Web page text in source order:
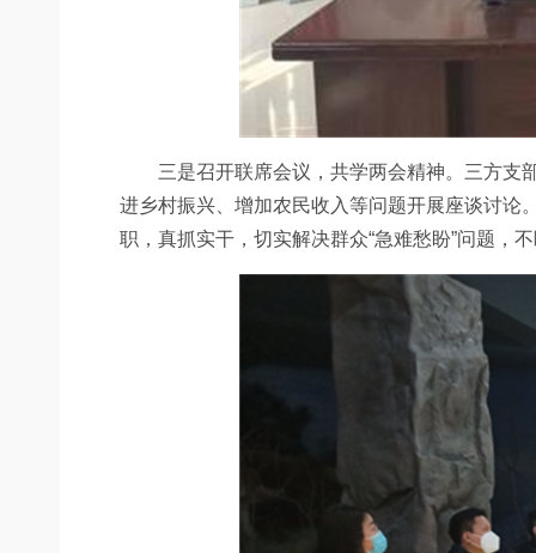
三是召开联席会议，共学两会精神。三方支部
进乡村振兴、增加农民收入等问题开展座谈讨论
职，真抓实干，切实解决群众“急难愁盼”问题，